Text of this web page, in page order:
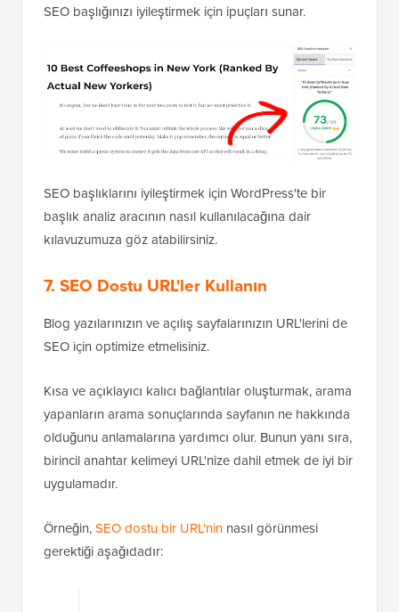
SEO başlığınızı iyileştirmek için ipuçları sunar.
SEO başlıklarını iyileştirmek için WordPress'te bir
başlık analiz aracının nasıl kullanılacağına dair
kılavuzumuza göz atabilirsiniz.
7. SEO Dostu URL'ler Kullanın
Blog yazılarınızın ve açılış sayfalarınızın URL'lerini de
SEO için optimize etmelisiniz.
Kısa ve açıklayıcı kalıcı bağlantılar oluşturmak, arama
yapanların arama sonuçlarında sayfanın ne hakkında
olduğunu anlamalarına yardımcı olur. Bunun yanı sıra,
birincil anahtar kelimeyi URL'nize dahil etmek de iyi bir
uygulamadır.
Örneğin,SEO dostu bir URL'nin nasıl görünmesi
gerektiği aşağıdadır: